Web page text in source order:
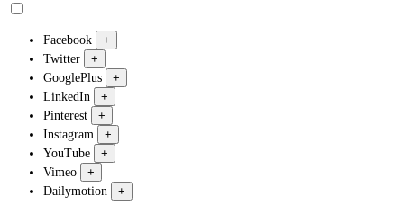
Facebook
+
Twitter
+
GooglePlus
+
LinkedIn
+
Pinterest
+
Instagram
+
YouTube
+
Vimeo
+
Dailymotion
+